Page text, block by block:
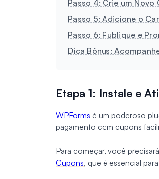
Passo 4: Crie um Novo
Passo 5: Adicione o
Passo 6: Publique e
Dica Bônus:
Etapa 1: Instale e
WPForms é um poderoso
pagamento com cupons
Para começar, você
Cupons, que é essencial